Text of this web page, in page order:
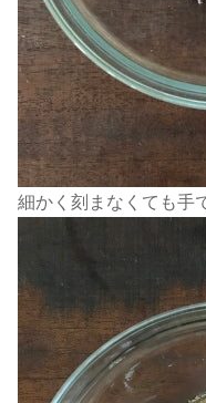
細かく刻まなくても手